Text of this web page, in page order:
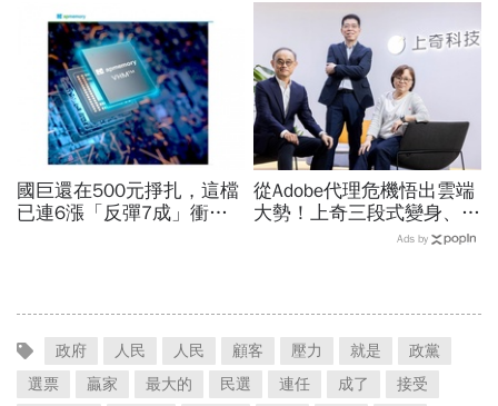
「落後群創」成最後稻草？
兵：鎖定美日頂級客戶切入
國巨還在500元掙扎，這檔
已連6漲「反彈7成」衝千
從Adobe代理危機悟出雲端
大勢！上奇三段式變身、季
季獲利20年不敗：再來搶
Ads by
政府 人民 人民 顧客 壓力 就是
政黨
選票
贏家 最大的 民選 連任 成了
接受